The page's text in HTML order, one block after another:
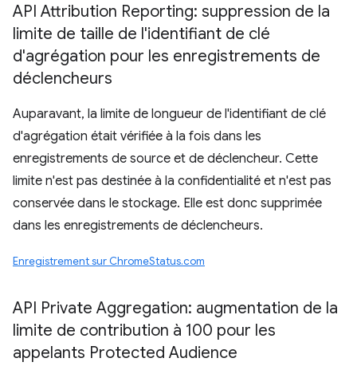
API Attribution Reporting: suppression de la
limite de taille de l'identifiant de clé
d'agrégation pour les enregistrements de
déclencheurs
Auparavant, la limite de longueur de l'identifiant de clé
d'agrégation était vérifiée à la fois dans les
enregistrements de source et de déclencheur. Cette
limite n'est pas destinée à la confidentialité et n'est pas
conservée dans le stockage. Elle est donc supprimée
dans les enregistrements de déclencheurs.
Enregistrement sur ChromeStatus.com
API Private Aggregation: augmentation de la
limite de contribution à 100 pour les
appelants Protected Audience